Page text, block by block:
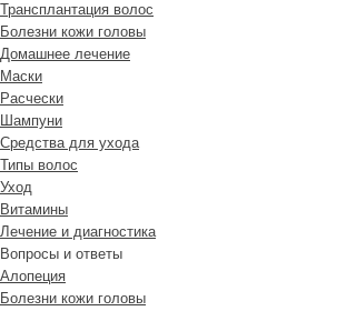
Трансплантация волос
Болезни кожи головы
Домашнее лечение
Маски
Расчески
Шампуни
Средства для ухода
Типы волос
Уход
Витамины
Лечение и диагностика
Вопросы и ответы
Алопеция
Болезни кожи головы